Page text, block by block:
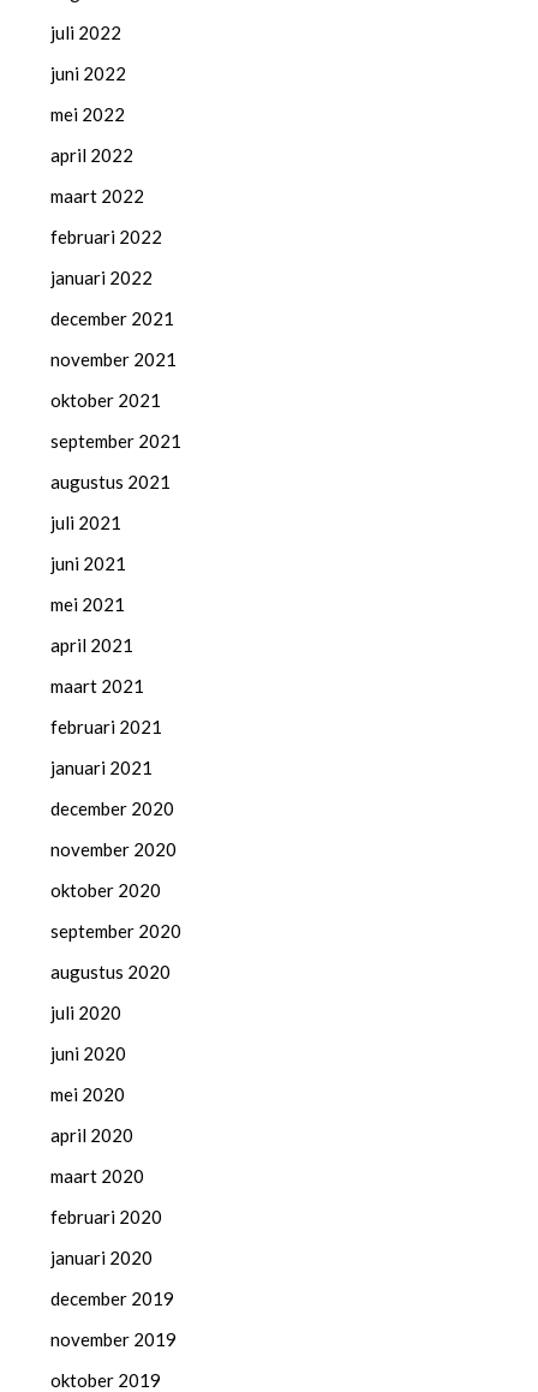
juli 2022
juni 2022
mei 2022
april 2022
maart 2022
februari 2022
januari 2022
december 2021
november 2021
oktober 2021
september 2021
augustus 2021
juli 2021
juni 2021
mei 2021
april 2021
maart 2021
februari 2021
januari 2021
december 2020
november 2020
oktober 2020
september 2020
augustus 2020
juli 2020
juni 2020
mei 2020
april 2020
maart 2020
februari 2020
januari 2020
december 2019
november 2019
oktober 2019